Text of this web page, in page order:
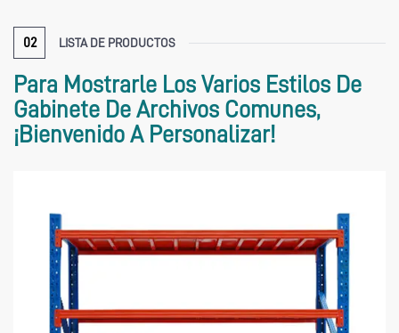
02 LISTA DE PRODUCTOS
Para Mostrarle Los Varios Estilos De
Gabinete De Archivos Comunes,
¡bienvenido A Personalizar!